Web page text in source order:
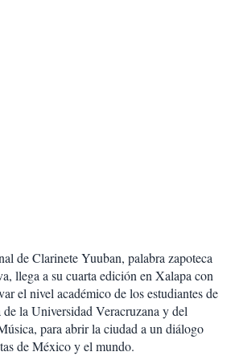
de Clarinete Yuuban, palabra zapoteca
llega a su cuarta edición en Xalapa con
el nivel académico de los estudiantes de
la Universidad Veracruzana y del
para abrir la ciudad a un diálogo
de México y el mundo.